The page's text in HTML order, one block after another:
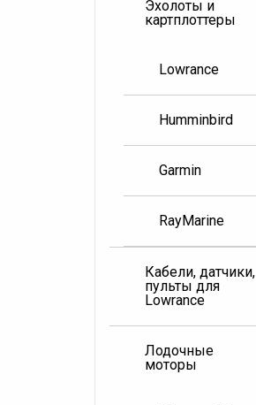
Эхолоты и
картплоттеры
Lowrance
Humminbird
Garmin
RayMarine
Кабели, датчики,
пульты для
Lowrance
Лодочные
моторы